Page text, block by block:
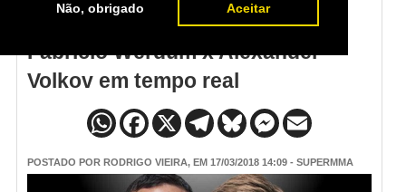
Não, obrigado Aceitar
Resultados do UFC Londres:
Fabricio Werdum x Alexander
Volkov em tempo real
POSTADO POR RODRIGO VIEIRA, EM 17/03/2018 14:09 - SUPERMMA